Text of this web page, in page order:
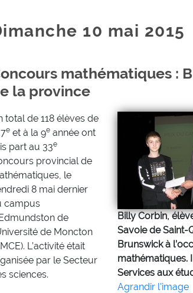
10 mai 2015
mathématiques :
la province
Billy Corbin,
Savoie de Saint-
Brunswick à
mathématiques.
Services aux
Agrandir l'image
total de 118 élèves de
eet à la 9eannée ont
part au 33e
provincial de
le
8 mai dernier
campus
de
de Moncton
L’activité était
par le Secteur
sciences.